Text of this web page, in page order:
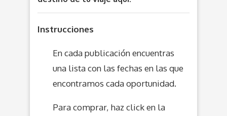
Instrucciones
En cada publicación encuentras
una lista con las fechas en las que
encontramos cada oportunidad.
Para comprar, haz click en la